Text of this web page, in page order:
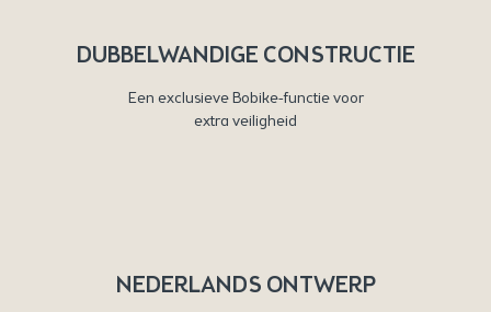
DUBBELWANDIGE CONSTRUCTIE
Een exclusieve Bobike-functie voor
extra veiligheid
NEDERLANDS ONTWERP